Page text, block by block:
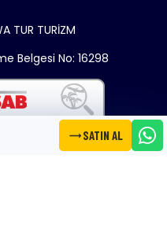
trending_flatSATIN AL
TUR TURİZM
Belgesi No: 16298